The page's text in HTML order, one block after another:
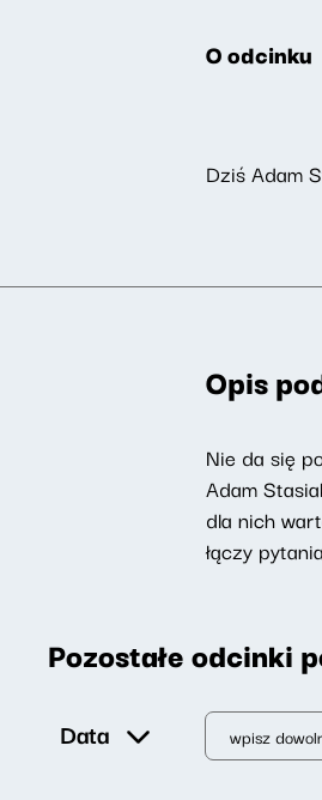
O odcinku
Dziś Adam
Opis
Nie da się
Adam
dla nich
łączy
Pozostałe odcinki
Data